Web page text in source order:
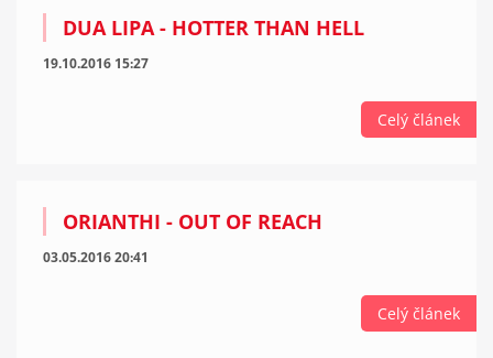
DUA LIPA - HOTTER THAN HELL
19.10.2016 15:27
Celý článek
ORIANTHI - OUT OF REACH
03.05.2016 20:41
Celý článek